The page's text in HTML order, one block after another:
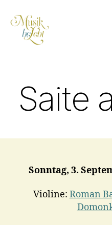
Saite
Sonntag, 3.
Violine: Roman